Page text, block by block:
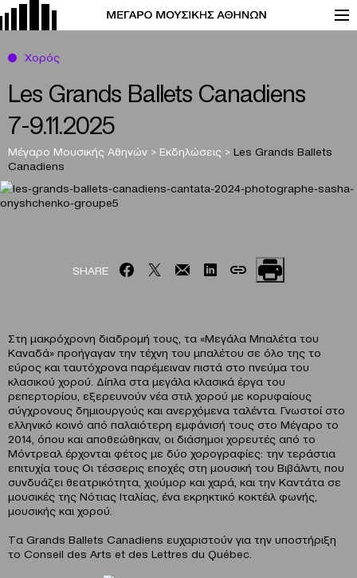
Les Grands Ballets Canadiens
7-9.11.2025
Μέγαρο Μουσικής Αθηνών > Εκδηλώσεις > Les Grands Ballets
Canadiens
Χορός
SHARE
Στη μακρόχρονη διαδρομή τους, τα «Μεγάλα Μπαλέτα του
Καναδά» προήγαγαν την τέχνη του μπαλέτου σε όλο της το
εύρος και ταυτόχρονα παρέμειναν πιστά στο πνεύμα του
κλασικού χορού. Δίπλα στα μεγάλα κλασικά έργα του
ρεπερτορίου, εξερευνούν νέα στιλ χορού με κορυφαίους
σύγχρονους δημιουργούς και ανερχόμενα ταλέντα. Γνωστοί στο
ελληνικό κοινό από παλαιότερη εμφάνισή τους στο Μέγαρο το
2014, όπου και αποθεώθηκαν, οι διάσημοι χορευτές από το
Μόντρεαλ έρχονται φέτος με δύο χορογραφίες: την τεράστια
επιτυχία τους Οι τέσσερις εποχές στη μουσική του Βιβάλντι, που
συνδυάζει θεατρικότητα, χιούμορ και χαρά, και την Καντάτα σε
μουσικές της Νότιας Ιταλίας, ένα εκρηκτικό κοκτέιλ φωνής,
μουσικής και χορού.
Tα Grands Ballets Canadiens ευχαριστούν για την υποστήριξη
το Conseil des Arts et des Lettres du Québec.